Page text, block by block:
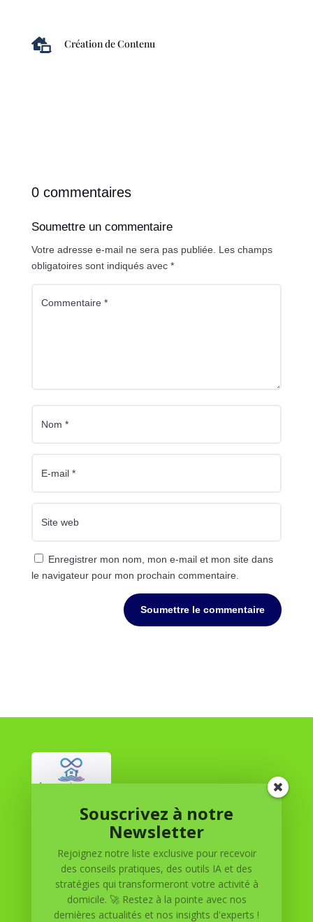
 Création de Contenu
0 commentaires
Soumettre un commentaire
Votre adresse e-mail ne sera pas publiée. Les champs
obligatoires sont indiqués avec *
Enregistrer mon nom, mon e-mail et mon site dans
le navigateur pour mon prochain commentaire.
Soumettre le commentaire
Réussite à Domicile
Réussite à Domicile est votre partenaire de confiance
pour atteindre vos objectifs depuis le confort de votre
maison. Nous offrons des solutions personnalisées pour
vous aider à réussir.
Souscrivez à notre
Newsletter
Rejoignez notre liste exclusive pour recevoir
des conseils pratiques, des outils IA et des
stratégies qui transformeront votre activité à
domicile. 🚀 Restez à la pointe avec nos
dernières actualités et nos insights d'experts !